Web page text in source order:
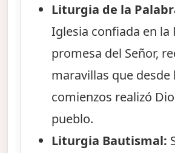
Liturgia de la
Iglesia confiada en la
promesa del Señor,
maravillas que desde
comienzos realizó
pueblo.
Liturgia Bautismal: